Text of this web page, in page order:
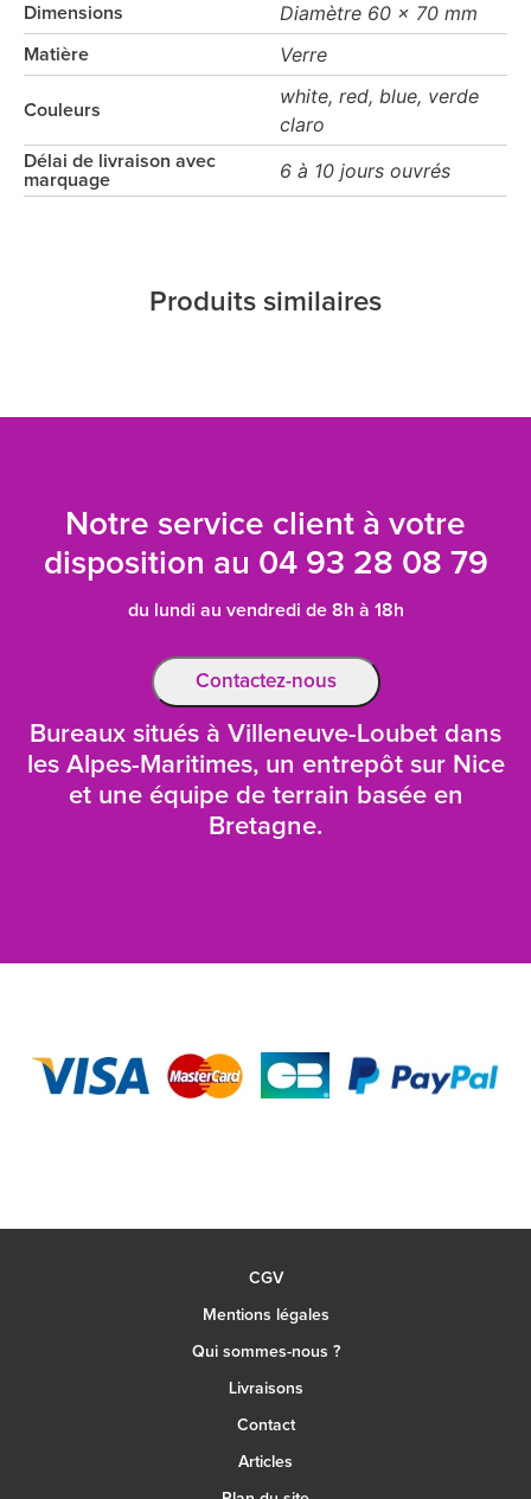
Dimensions Diamètre 60 x 70 mm
Matière Verre
Couleurs
white, red, blue, verde
claro
Délai de livraison avec
marquage
6 à 10 jours ouvrés
Produits similaires
Notre service client à votre
disposition au 04 93 28 08 79
du lundi au vendredi de 8h à 18h
Contactez-nous
Bureaux situés à Villeneuve-Loubet dans
les Alpes-Maritimes, un entrepôt sur Nice
et une équipe de terrain basée en
Bretagne.
CGV
Mentions légales
Qui sommes-nous ?
Livraisons
Contact
Articles